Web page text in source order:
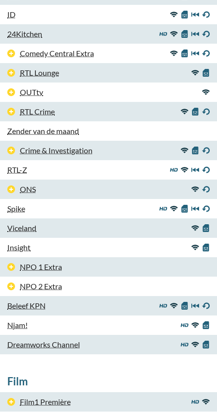
ID
24Kitchen
Comedy Central Extra
RTL Lounge
OUTtv
RTL Crime
Zender van de maand
Crime & Investigation
RTL-Z
ONS
Spike
Viceland
Insight
NPO 1 Extra
NPO 2 Extra
Beleef KPN
Njam!
Dreamworks Channel
Film
Film1 Première